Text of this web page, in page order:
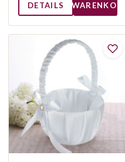
DETAILS WARENKORB